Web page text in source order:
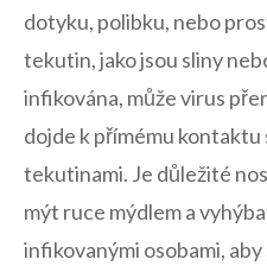
dotyku, polibku, ‌nebo
tekutin, jako jsou sliny
infikována, může virus
dojde k přímému kontaktu
tekutinami. Je‌ důležité
mýt ruce mýdlem a
infikovanými osobami,